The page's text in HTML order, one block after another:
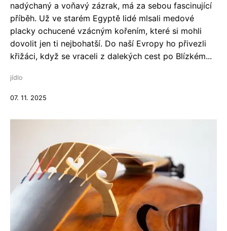
nadýchaný a voňavý zázrak, má za sebou fascinující
příběh. Už ve starém Egyptě lidé mlsali medové
placky ochucené vzácným kořením, které si mohli
dovolit jen ti nejbohatší. Do naší Evropy ho přivezli
křižáci, když se vraceli z dalekých cest po Blízkém...
jídlo
07. 11. 2025